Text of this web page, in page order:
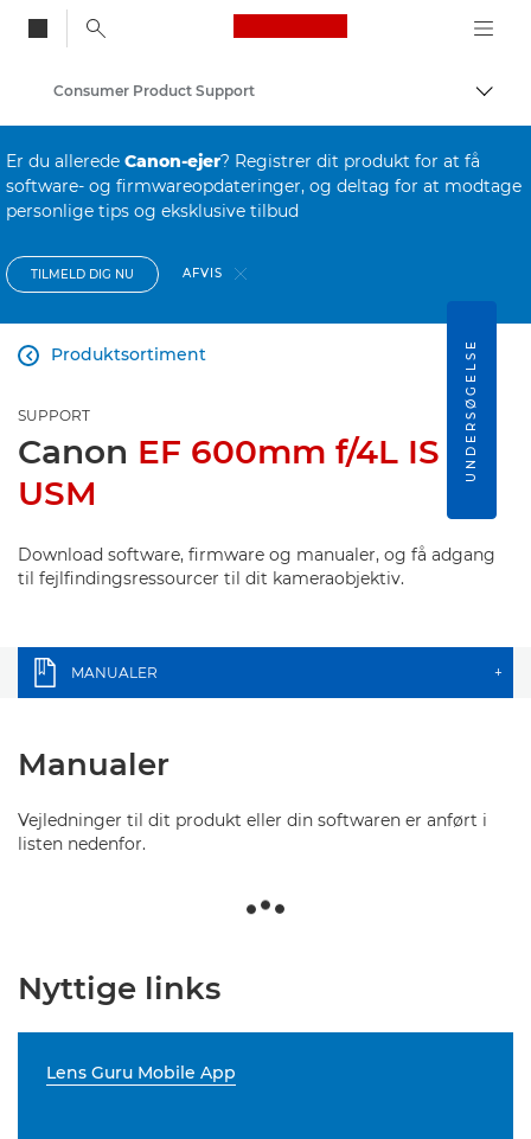
Canon Logo, back
Skift
Consumer Product Support
Er du allerede Canon-ejer? Registrer dit produkt for at få
software- og firmwareopdateringer, og deltag for at modtage
personlige tips og eksklusive tilbud
TILMELD DIG NU AFVIS
Produktsortiment

SUPPORT
Canon EF 600mm f/4L IS III
USM
Download software, firmware og manualer, og få adgang
til fejlfindingsressourcer til dit kameraobjektiv.
MANUALER +
Manualer
Vejledninger til dit produkt eller din softwaren er anført i
listen nedenfor.
Nyttige links
Lens Guru Mobile App
UNDERSØGELSE